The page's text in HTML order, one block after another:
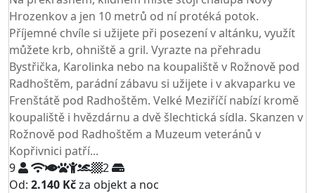
Hrozenkov a jen 10 metrů od ní protéká potok.
Příjemné chvíle si užijete při posezení v altánku, využít
můžete krb, ohniště a gril. Vyrazte na přehradu
Bystřička, Karolinka nebo na koupaliště v Rožnově pod
Radhoštěm, parádní zábavu si užijete i v akvaparku ve
Frenštátě pod Radhoštěm. Velké Meziříčí nabízí kromě
koupaliště i hvězdárnu a dvě šlechtická sídla. Skanzen v
Rožnově pod Radhoštěm a Muzeum veteránů v
Kopřivnici patří...
9
2
Od: 2.140 Kčza objekt a noc